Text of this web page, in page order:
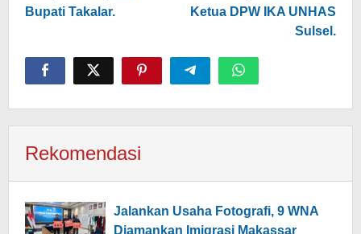
Bupati Takalar.
Ketua DPW IKA UNHAS
Sulsel.
Rekomendasi
Jalankan Usaha Fotografi, 9 WNA
Diamankan Imigrasi Makassar